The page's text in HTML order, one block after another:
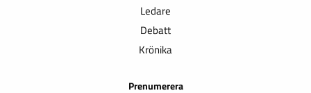
Ledare
Debatt
Krönika
Prenumerera